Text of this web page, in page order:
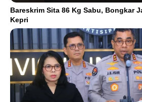
Bareskrim Sita 86 Kg Sabu, Bongkar
Kepri